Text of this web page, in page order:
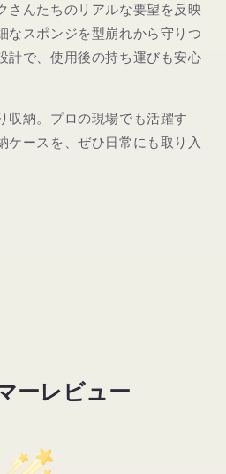
さんたちのリアルな要望を反映
なスポンジを型崩れから守りつ
計で、使用後の持ち運びも安心
収納。プロの現場でも活躍す
ケースを、ぜひ日常にも取り入
ーレビュー